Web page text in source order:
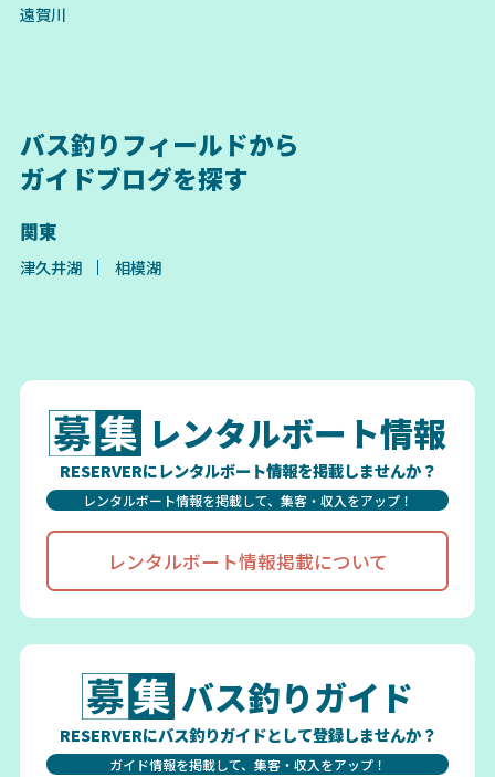
遠賀川
バス釣りフィールドから
ガイドブログを探す
関東
津久井湖 相模湖
レンタルボート情報
RESERVERにレンタルボート情報を掲載しませんか？
レンタルボート情報を掲載して、集客・収入をアップ！
レンタルボート情報掲載について
バス釣りガイド
RESERVERにバス釣りガイドとして登録しませんか？
ガイド情報を掲載して、集客・収入をアップ！